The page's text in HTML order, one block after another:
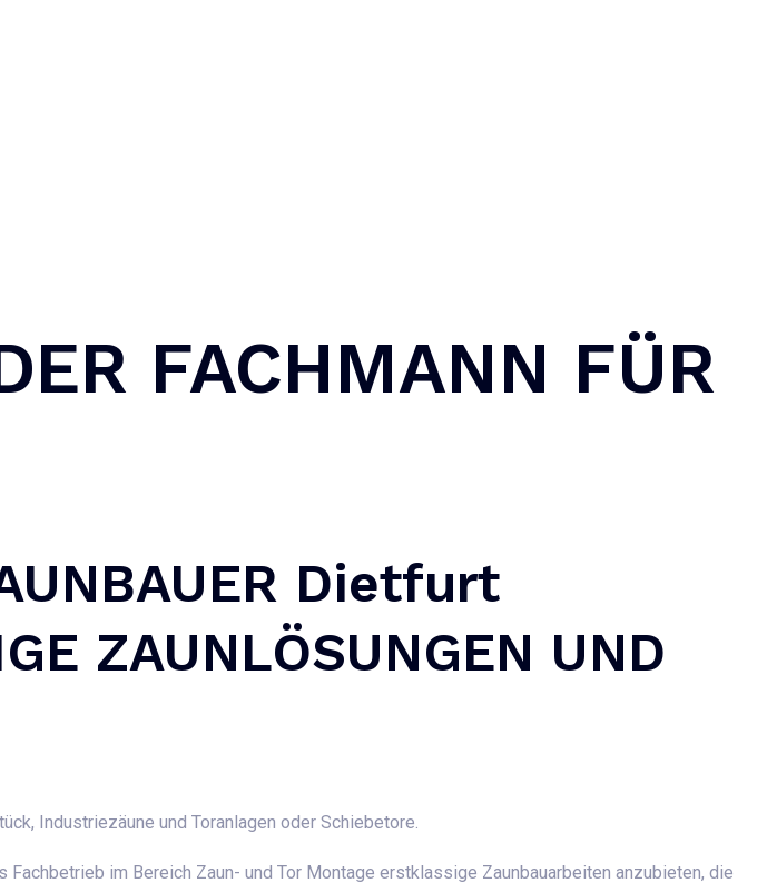
FACHMANN FÜR
Dietfurt
ZAUNLÖSUNGEN UND
Industriezäune und Toranlagen oder Schiebetore.
im Bereich Zaun- und Tor Montage erstklassige Zaunbauarbeiten anzubieten, die